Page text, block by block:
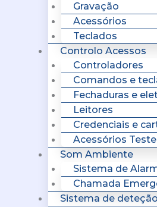
Gravação
Acessórios
Teclados
Controlo Acessos
Controladores
Comandos e
Fechaduras e
Leitores
Credenciais e
Acessórios
Som Ambiente
Sistema de
Chamada
Sistema de